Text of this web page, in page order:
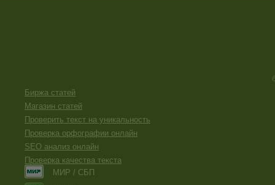
Биржа статей
Магазин статей
Проверить текст на уникальность
Проверка орфографии онлайн
SEO анализ онлайн
Проверка качества текста
МИР / СБП